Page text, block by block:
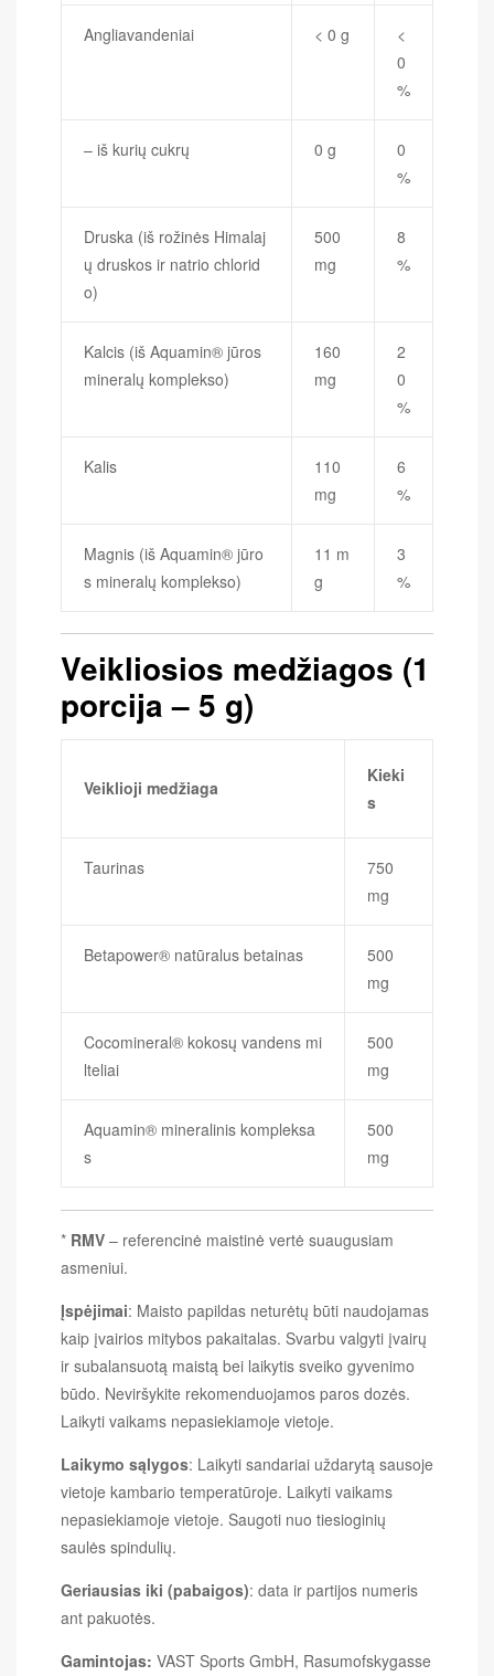
Angliavandeniai < 0 g
<
0
%
– iš kurių cukrų 0 g
0
%
Druska (iš rožinės Himalaj
ų druskos ir natrio chlorid
o)
500
mg
8
%
Kalcis (iš Aquamin® jūros
mineralų komplekso)
160
mg
2
0
%
Kalis
110
mg
6
%
Magnis (iš Aquamin® jūro
s mineralų komplekso)
11 m
g
3
%
Veikliosios medžiagos (1
porcija – 5 g)
Veiklioji medžiaga
Kieki
s
Taurinas
750
mg
Betapower® natūralus betainas
500
mg
Cocomineral® kokosų vandens mi
lteliai
500
mg
Aquamin® mineralinis kompleksa
s
500
mg
* RMV – referencinė maistinė vertė suaugusiam
asmeniui.
Įspėjimai: Maisto papildas neturėtų būti naudojamas
kaip įvairios mitybos pakaitalas. Svarbu valgyti įvairų
ir subalansuotą maistą bei laikytis sveiko gyvenimo
būdo. Neviršykite rekomenduojamos paros dozės.
Laikyti vaikams nepasiekiamoje vietoje.
Laikymo sąlygos: Laikyti sandariai uždarytą sausoje
vietoje kambario temperatūroje. Laikyti vaikams
nepasiekiamoje vietoje. Saugoti nuo tiesioginių
saulės spindulių.
Geriausias iki (pabaigos): data ir partijos numeris
ant pakuotės.
Gamintojas: VAST Sports GmbH, Rasumofskygasse